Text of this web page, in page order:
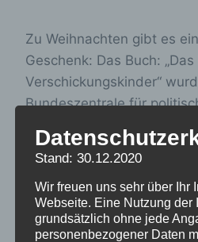
Zu Weihnachten gibt es
Geschenk: Das Buch:
Verschickungskinder“
Bundeszentrale für
jetzt für 4,50.-Euro von
erschwinglichen Preis
an die Bundeszentrale für
diese Anerkennung
gehts zumDownload
Stand: 30.12.2020
Wir freuen uns sehr über Ihr
Webseite. Eine Nutzung der
grundsätzlich ohne jede
personenbezogener Daten